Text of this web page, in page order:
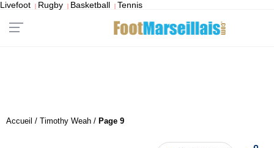
Livefoot | Rugby | Basketball | Tennis
Accueil / Timothy Weah / Page 9